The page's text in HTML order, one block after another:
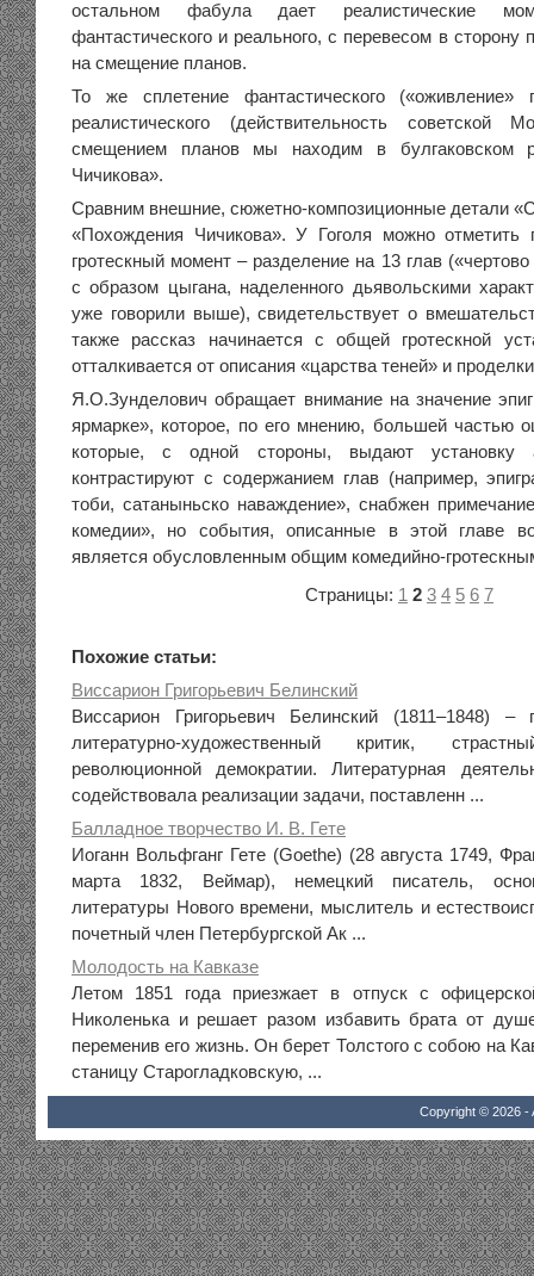
остальном фабула дает реалистические
фантастического и реального, с перевесом в сторону
на смещение планов.
То же сплетение фантастического («оживление»
реалистического (действительность советской
смещением планов мы находим в булгаковском
Чичикова».
Сравним внешние, сюжетно-композиционные детали
«Похождения Чичикова». У Гоголя можно отметить
гротескный момент – разделение на 13 глав
с образом цыгана, наделенного дьявольскими
уже говорили выше), свидетельствует о
также рассказ начинается с общей гротескной
отталкивается от описания «царства теней» и
Я.О.Зунделович обращает внимание на значение
ярмарке», которое, по его мнению, большей частью
которые, с одной стороны, выдают
контрастируют с содержанием глав (например,
тоби, сатаныньско наваждение», снабжен
комедии», но события, описанные в этой главе
является обусловленным общим комедийно-
Страницы: 1 2 3 4 5 6 7
Похожие статьи:
Виссарион Григорьевич Белинский
Виссарион Григорьевич Белинский (1811–1848) –
литературно-художественный критик,
революционной демократии. Литературная
содействовала реализации задачи, поставленн ...
Балладное творчество И. В. Гете
Иоганн Вольфганг Гете (Goethe) (28 августа 1749,
марта 1832, Веймар), немецкий писатель,
литературы Нового времени, мыслитель и
почетный член Петербургской Ак ...
Молодость на Кавказе
Летом 1851 года приезжает в отпуск с
Николенька и решает разом избавить брата от
переменив его жизнь. Он берет Толстого с собою на
станицу Старогладковскую, ...
Copyright © 2026 -